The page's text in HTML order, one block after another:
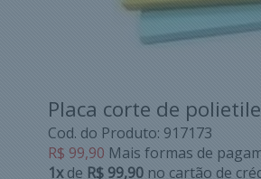
Placa corte de
Cod. do Produto: 917173
R$ 99,90 Mais formas de
1xde R$ 99,90 no cartão de